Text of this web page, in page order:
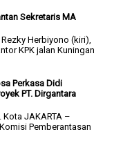
Sekretaris MA
Herbiyono (kiri),
KPK jalan Kuningan
Perkasa Didi
PT. Dirgantara
Kota JAKARTA –
Pemberantasan